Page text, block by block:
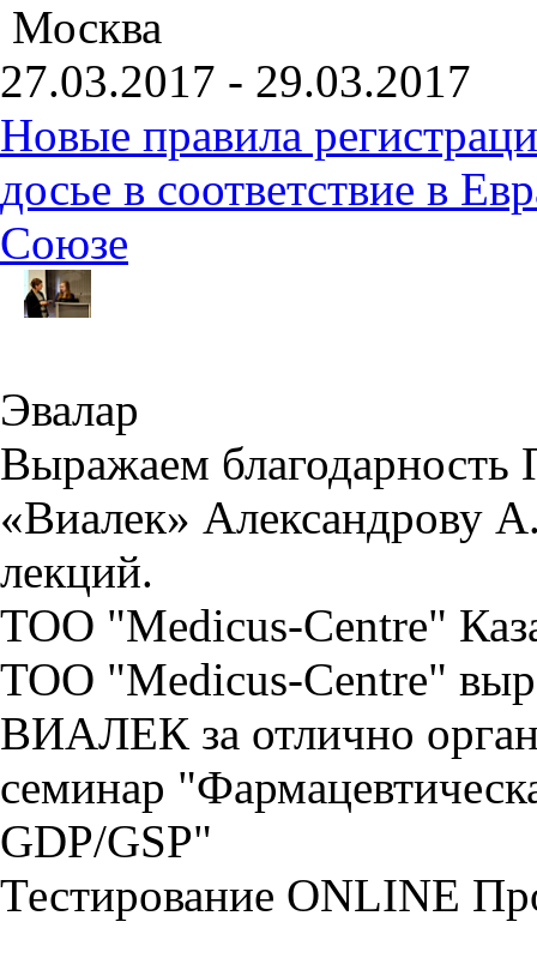
Москва
27.03.2017 - 29.03.2017
Новые правила
досье в соответствие в
Союзе
Эвалар
Выражаем благодарность
«Виалек» Александрову
лекций.
ТОО "Medicus-Centre"
ТОО "Medicus-Centre"
ВИАЛЕК за отлично
семинар
GDP/GSP"
Тестирование ONLINE